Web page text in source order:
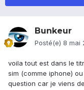
Bunkeur
Posté(e) 8 mai
voila tout est dans le
sim (comme iphone)
question car je viens